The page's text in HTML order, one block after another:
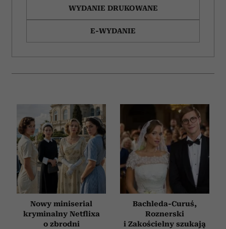
WYDANIE DRUKOWANE
E-WYDANIE
Nowy miniserial
kryminalny Netflixa
o zbrodni
Bachleda-Curuś,
Roznerski
i Zakościelny szukają